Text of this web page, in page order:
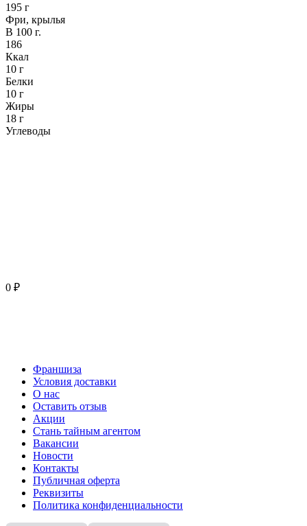
195 г
Фри, крылья
В 100 г.
186
Ккал
10 г
Белки
10 г
Жиры
18 г
Углеводы
0 ₽
Франшиза
Условия доставки
О нас
Оставить отзыв
Акции
Стань тайным агентом
Вакансии
Новости
Контакты
Публичная оферта
Реквизиты
Политика конфиденциальности